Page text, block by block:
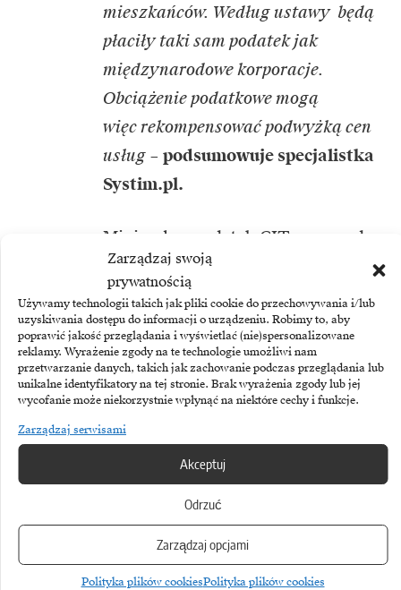
Zarządzaj swoją
prywatnością
Używamy technologii takich jak pliki cookie do przechowywania i/lub
uzyskiwania dostępu do informacji o urządzeniu. Robimy to, aby
poprawić jakość przeglądania i wyświetlać (nie)spersonalizowane
reklamy. Wyrażenie zgody na te technologie umożliwi nam
przetwarzanie danych, takich jak zachowanie podczas przeglądania lub
unikalne identyfikatory na tej stronie. Brak wyrażenia zgody lub jej
wycofanie może niekorzystnie wpłynąć na niektóre cechy i funkcje.
Zarządzaj serwisami
Akceptuj
Odrzuć
Zarządzaj opcjami
Polityka plików cookiesPolityka plików cookies
mieszkańców. Według ustawy będą
płaciły taki sam podatek jak
międzynarodowe korporacje.
Obciążenie podatkowe mogą
więc rekompensować podwyżką cen
usług – podsumowuje specjalistka
Systim.pl.
Minimalny podatek CIT wprowadza
Ustawa z dnia 29 października
2021 r. o zmianie ustawy o podatku
dochodowym od osób fizycznych,
ustawy o podatku dochodowym
od osób fizycznych, ustawy
o podatku dochodowym od osób
prawnych oraz niektórych innych
ustaw. Zacznie obowiązywać